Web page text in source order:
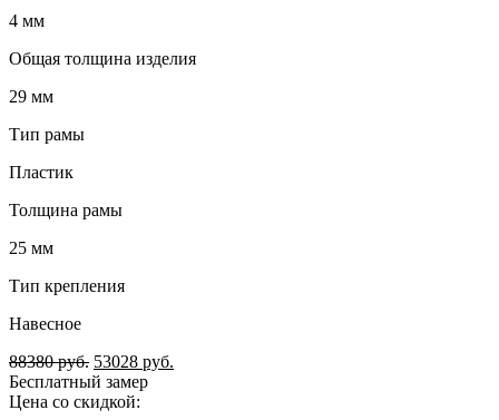
4 мм
Общая толщина изделия
29 мм
Тип рамы
Пластик
Толщина рамы
25 мм
Тип крепления
Навесное
88380руб. 53028 руб.
Бесплатный замер
Цена со скидкой: